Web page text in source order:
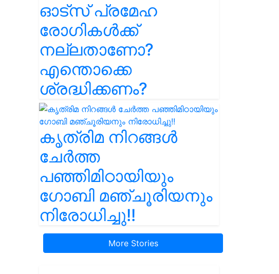
ഓട്സ് പ്രമേഹ
രോഗികൾക്ക്
നല്ലതാണോ?
എന്തൊക്കെ
ശ്രദ്ധിക്കണം?
കൃത്രിമ നിറങ്ങൾ
ചേർത്ത
പഞ്ഞിമിഠായിയും
ഗോബി മഞ്ചൂരിയനും
നിരോധിച്ചു!!
More Stories